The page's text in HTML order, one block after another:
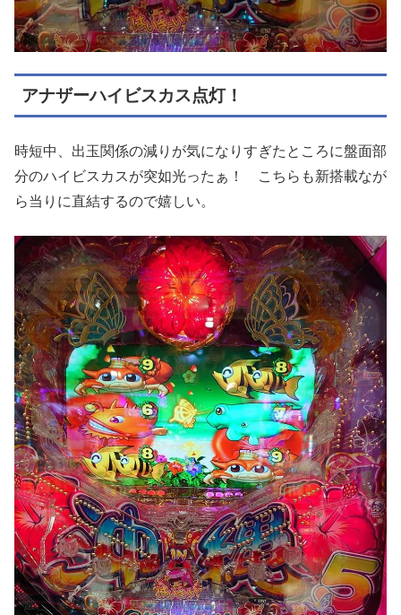
アナザーハイビスカス点灯！
時短中、出⽟関係の減りが気になりすぎたところに盤⾯部
分のハイビスカスが突如光ったぁ！ こちらも新搭載なが
ら当りに直結するので嬉しい。